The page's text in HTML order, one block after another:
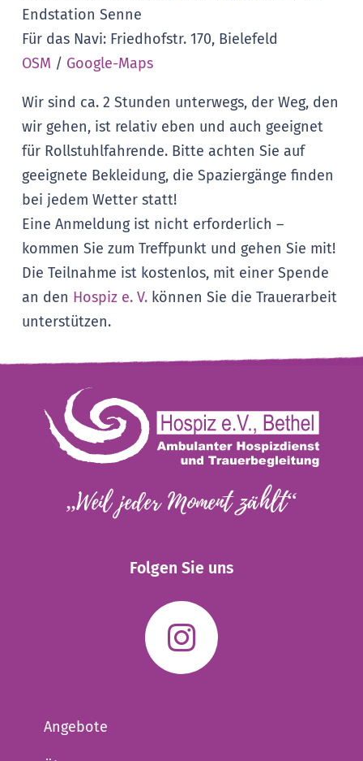
Endstation Senne
Für das Navi: Friedhofstr. 170, Bielefeld
OSM / Google-Maps
Wir sind ca. 2 Stunden unterwegs, der Weg, den
wir gehen, ist relativ eben und auch geeignet
für Rollstuhlfahrende. Bitte achten Sie auf
geeignete Bekleidung, die Spaziergänge finden
bei jedem Wetter statt!
Eine Anmeldung ist nicht erforderlich –
kommen Sie zum Treffpunkt und gehen Sie mit!
Die Teilnahme ist kostenlos, mit einer Spende
an den Hospiz e. V. können Sie die Trauerarbeit
unterstützen.
„Weil jeder Moment zählt“
Folgen Sie uns
Angebote